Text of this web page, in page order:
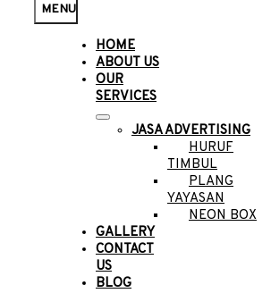
MENU
HOME
ABOUT US
OUR
SERVICES
JASA ADVERTISING
HURUF
TIMBUL
PLANG
YAYASAN
NEON BOX
GALLERY
CONTACT
US
BLOG